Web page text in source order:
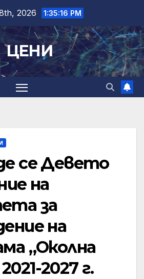
2026 1:35:16 PM
ЦЕНИ
се Девето
на
за
на
„Околна
2027 г.